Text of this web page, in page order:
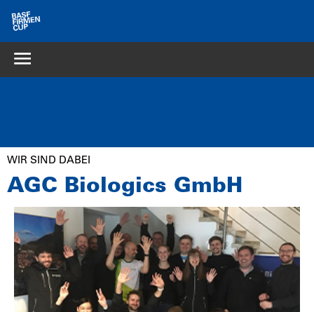
WIR SIND DABEI
AGC Biologics GmbH